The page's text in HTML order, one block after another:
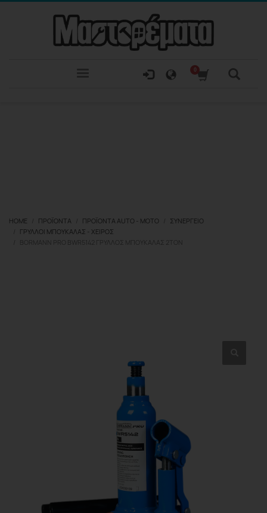
HOME ΠΡΟΪΌΝΤΑ ΠΡΟΪΌΝΤΑ ΑUTO - MOTO
ΣΥΝΕΡΓΕΊΟ
ΓΡΎΛΛΟΙ ΜΠΟΥΚΆΛΑΣ - ΧΕΙΡΌΣ
BORMANN PRO BWR5142 ΓΡΎΛΛΟΣ ΜΠΟΥΚΆΛΑΣ 2TON